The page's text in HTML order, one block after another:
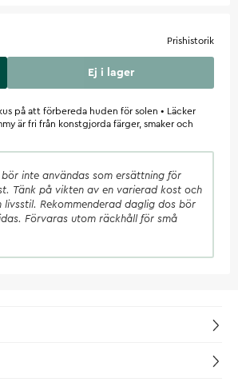
Prishistorik
Ej i lager
på att förbereda huden för solen • Läcker
är fri från konstgjorda färger, smaker och
bör inte användas som ersättning för
Tänk på vikten av en varierad kost och
livsstil. Rekommenderad daglig dos bör
Förvaras utom räckhåll för små